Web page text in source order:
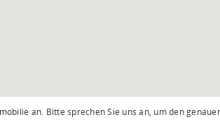
an. Bitte sprechen Sie uns an, um den